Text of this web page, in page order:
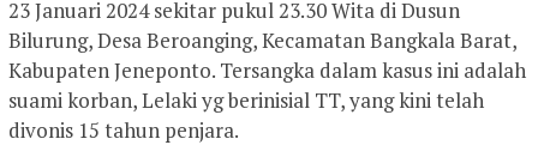
23 Januari 2024 sekitar pukul 23.30 Wita di Dusun
Bilurung, Desa Beroanging, Kecamatan Bangkala Barat,
Kabupaten Jeneponto. Tersangka dalam kasus ini adalah
suami korban, Lelaki yg berinisial TT, yang kini telah
divonis 15 tahun penjara.